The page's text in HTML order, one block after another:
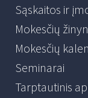
Sąskaitos ir
Mokesčių
Mokesčių
Seminarai
Tarptautinis